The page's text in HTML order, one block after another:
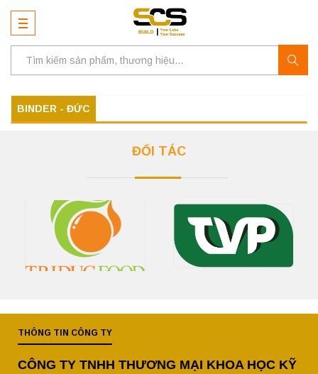
BINDER - ĐỨC
ĐỐI TÁC
THÔNG TIN CÔNG TY
CÔNG TY TNHH THƯƠNG MẠI KHOA HỌC KỸ